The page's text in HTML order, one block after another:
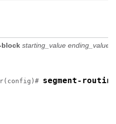
block starting_value ending_value
(config)# segment-